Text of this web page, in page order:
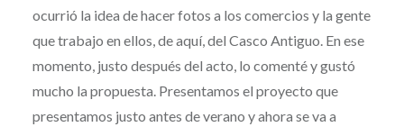
ocurrió la idea de hacer fotos a los comercios y la gente
que trabajo en ellos, de aquí, del Casco Antiguo. En ese
momento, justo después del acto, lo comenté y gustó
mucho la propuesta. Presentamos el proyecto que
presentamos justo antes de verano y ahora se va a